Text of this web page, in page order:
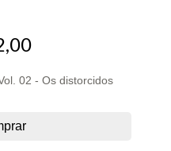
02 - Os distorcidos